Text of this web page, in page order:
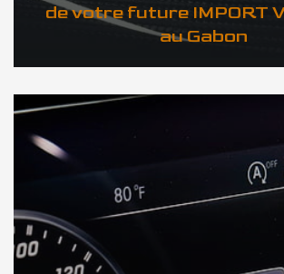
de votre future IMPORT
au Gabon
DÉCOUVREZ VOTRE INSPECTION AUTO au